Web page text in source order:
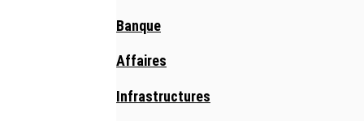
Banque
Affaires
Infrastructures